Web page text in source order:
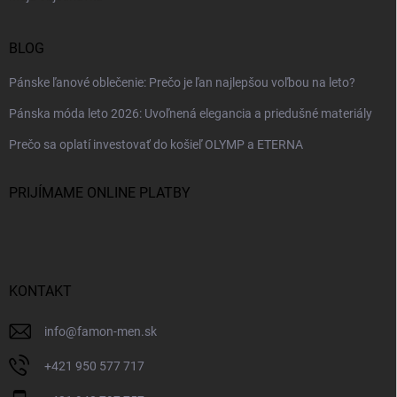
BLOG
Pánske ľanové oblečenie: Prečo je ľan najlepšou voľbou na leto?
Pánska móda leto 2026: Uvoľnená elegancia a priedušné materiály
Prečo sa oplatí investovať do košieľ OLYMP a ETERNA
PRIJÍMAME ONLINE PLATBY
KONTAKT
info@famon-men.sk
+421 950 577 717